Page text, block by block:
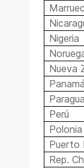
Nigeria
Nueva
Panamá
Perú
Polonia
Puerto
Rep.